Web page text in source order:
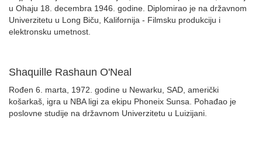
u Ohaju 18. decembra 1946. godine. Diplomirao je na državnom
Univerzitetu u Long Biču, Kalifornija - Filmsku produkciju i
elektronsku umetnost.
Shaquille Rashaun O'Neal
Rođen 6. marta, 1972. godine u Newarku, SAD, američki
košarkaš, igra u NBA ligi za ekipu Phoneix Sunsa. Pohađao je
poslovne studije na državnom Univerzitetu u Luizijani.